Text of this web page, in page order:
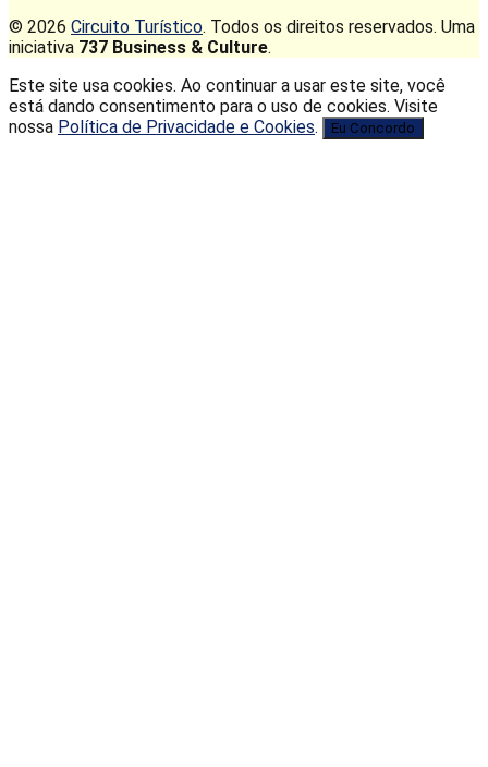
© 2026 Circuito Turístico. Todos os direitos reservados. Uma
iniciativa 737 Business & Culture.
Este site usa cookies. Ao continuar a usar este site, você
está dando consentimento para o uso de cookies. Visite
nossa Política de Privacidade e Cookies. Eu Concordo